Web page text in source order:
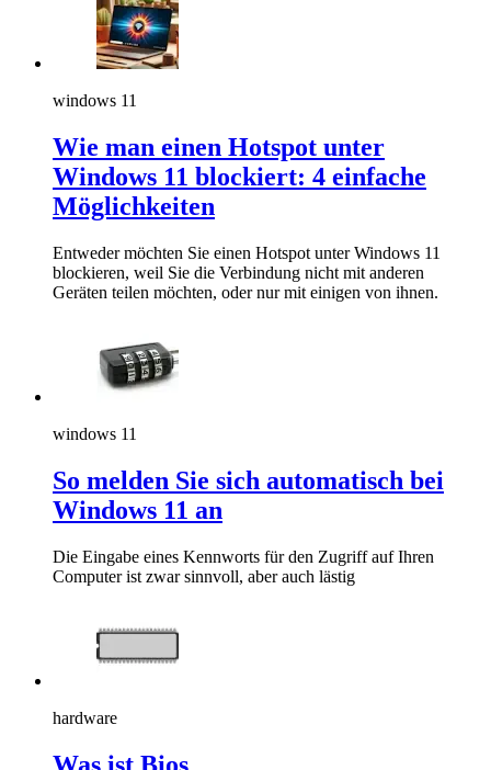
windows 11
Wie man einen Hotspot unter
Windows 11 blockiert: 4 einfache
Möglichkeiten
Entweder möchten Sie einen Hotspot unter Windows 11
blockieren, weil Sie die Verbindung nicht mit anderen
Geräten teilen möchten, oder nur mit einigen von ihnen.
windows 11
So melden Sie sich automatisch bei
Windows 11 an
Die Eingabe eines Kennworts für den Zugriff auf Ihren
Computer ist zwar sinnvoll, aber auch lästig
hardware